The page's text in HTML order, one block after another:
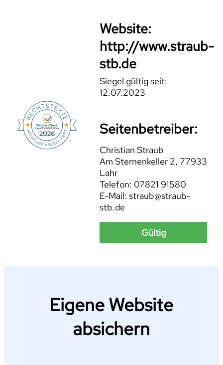
Website:
http://www.straub-
stb.de
Siegel gültig seit:
12.07.2023
Seitenbetreiber:
Christian Straub
Am Sternenkeller 2, 77933
Lahr
Telefon: 07821 91580
E-Mail: straub@straub-
stb.de
Gültig
Eigene Website
absichern